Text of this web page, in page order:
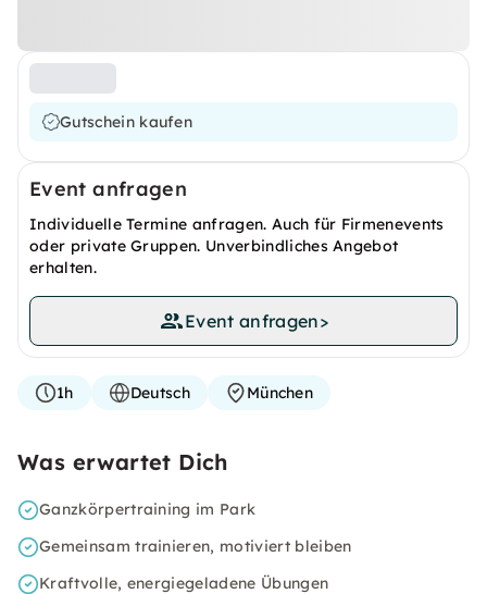
Gutschein kaufen
Event anfragen
Individuelle Termine anfragen. Auch für Firmenevents
oder private Gruppen. Unverbindliches Angebot
erhalten.
Event anfragen>
1h Deutsch München
Was erwartet Dich
Ganzkörpertraining im Park
Gemeinsam trainieren, motiviert bleiben
Kraftvolle, energiegeladene Übungen